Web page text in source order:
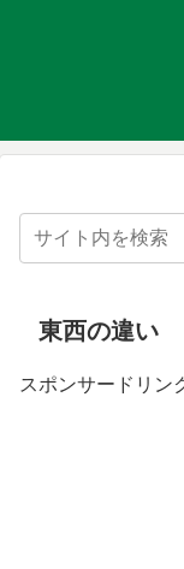
東西の違い
スポンサードリン